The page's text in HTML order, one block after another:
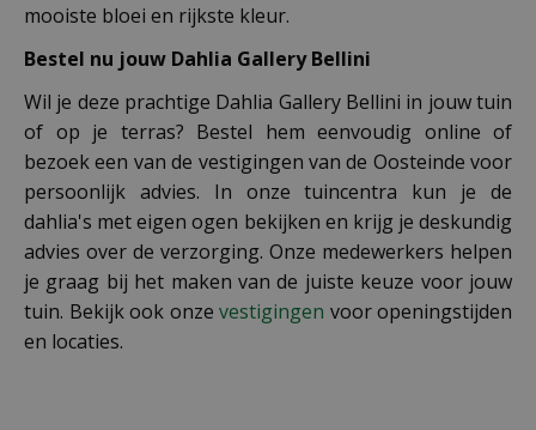
mooiste bloei en rijkste kleur.
Bestel nu jouw Dahlia Gallery Bellini
Wil je deze prachtige Dahlia Gallery Bellini in jouw tuin
of op je terras? Bestel hem eenvoudig online of
bezoek een van de vestigingen van de Oosteinde voor
persoonlijk advies. In onze tuincentra kun je de
dahlia's met eigen ogen bekijken en krijg je deskundig
advies over de verzorging. Onze medewerkers helpen
je graag bij het maken van de juiste keuze voor jouw
tuin. Bekijk ook onze vestigingen voor openingstijden
en locaties.